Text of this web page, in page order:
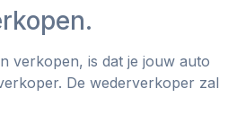
verkopen, is dat je jouw auto
De wederverkoper zal